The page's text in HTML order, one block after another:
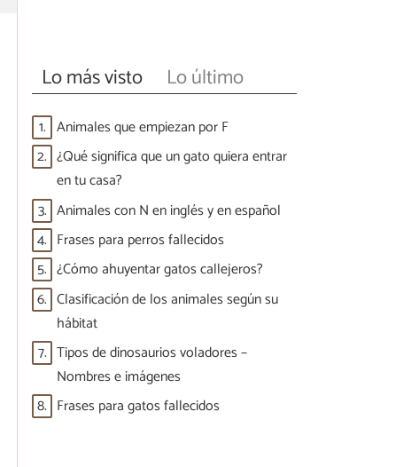
Lo más visto Lo último
1. Animales que empiezan por F
2. ¿Qué significa que un gato quiera entrar
en tu casa?
3. Animales con N en inglés y en español
4. Frases para perros fallecidos
5. ¿Cómo ahuyentar gatos callejeros?
6. Clasificación de los animales según su
hábitat
7. Tipos de dinosaurios voladores –
Nombres e imágenes
8. Frases para gatos fallecidos